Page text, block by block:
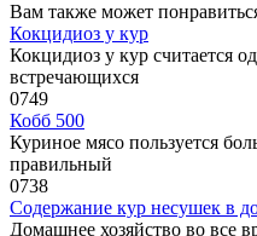
Вам также может
Кокцидиоз у кур
Кокцидиоз у кур считается
встречающихся
0749
Кобб 500
Куриное мясо пользуется
правильный
0738
Содержание кур несушек в
Домашнее хозяйство во все